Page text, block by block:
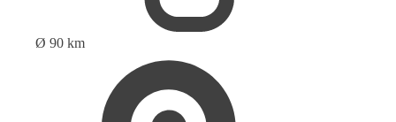
Ø 90 km